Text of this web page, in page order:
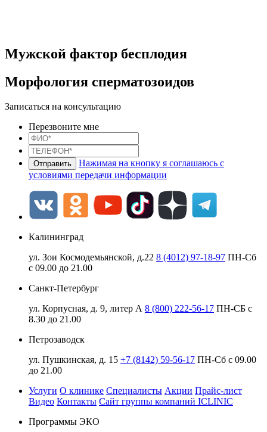
Мужской фактор бесплодия
Морфология сперматозоидов
Записаться на консультацию
Перезвоните мне
Нажимая на кнопку я соглашаюсь с
условиями передачи информации
Калининград
ул. Зои Космодемьянской, д.22 8 (4012) 97-18-97 ПН-Сб
с 09.00 до 21.00
Санкт-Петербург
ул. Корпусная, д. 9, литер А 8 (800) 222-56-17 ПН-СБ с
8.30 до 21.00
Петрозаводск
ул. Пушкинская, д. 15 +7 (8142) 59-56-17 ПН-Сб с 09.00
до 21.00
Услуги О клинике Специалисты Акции Прайс-лист
Видео Контакты Сайт группы компаний ICLINIC
Программы ЭКО